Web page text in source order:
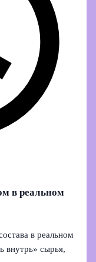
в реальном
в реальном
внутрь» сырья,